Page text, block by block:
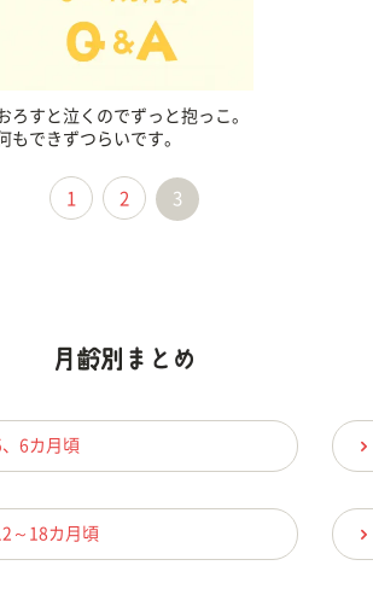
ろすと泣くのでずっと抱っこ。
もできずつらいです。
1 2 3
、6カ月頃
～18カ月頃